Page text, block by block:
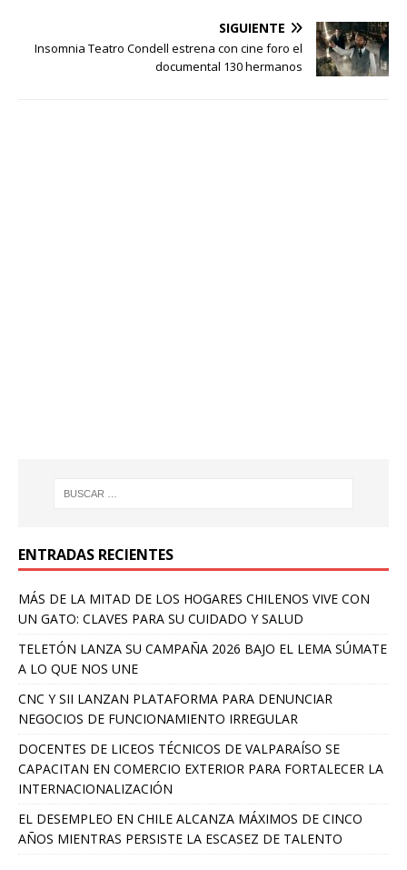
SIGUIENTE
Insomnia Teatro Condell estrena con cine foro el
documental 130 hermanos
ENTRADAS RECIENTES
MÁS DE LA MITAD DE LOS HOGARES CHILENOS VIVE CON
UN GATO: CLAVES PARA SU CUIDADO Y SALUD
TELETÓN LANZA SU CAMPAÑA 2026 BAJO EL LEMA SÚMATE
A LO QUE NOS UNE
CNC Y SII LANZAN PLATAFORMA PARA DENUNCIAR
NEGOCIOS DE FUNCIONAMIENTO IRREGULAR
DOCENTES DE LICEOS TÉCNICOS DE VALPARAÍSO SE
CAPACITAN EN COMERCIO EXTERIOR PARA FORTALECER LA
INTERNACIONALIZACIÓN
EL DESEMPLEO EN CHILE ALCANZA MÁXIMOS DE CINCO
AÑOS MIENTRAS PERSISTE LA ESCASEZ DE TALENTO